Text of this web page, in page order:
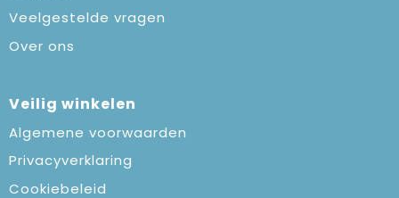
Veelgestelde vragen
Over ons
Veilig winkelen
Algemene voorwaarden
Privacyverklaring
Cookiebeleid